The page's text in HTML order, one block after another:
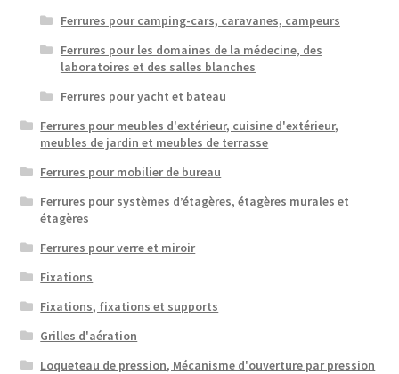
Ferrures pour camping-cars, caravanes, campeurs
Ferrures pour les domaines de la médecine, des
laboratoires et des salles blanches
Ferrures pour yacht et bateau
Ferrures pour meubles d'extérieur, cuisine d'extérieur,
meubles de jardin et meubles de terrasse
Ferrures pour mobilier de bureau
Ferrures pour systèmes d’étagères, étagères murales et
étagères
Ferrures pour verre et miroir
Fixations
Fixations, fixations et supports
Grilles d'aération
Loqueteau de pression, Mécanisme d'ouverture par pression